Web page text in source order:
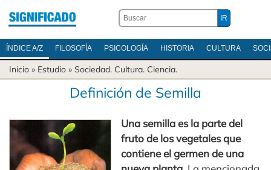
ÍNDICE A/Z FILOSOFÍA PSICOLOGÍA HISTORIA CULTURA
Inicio » Estudio » Sociedad. Cultura. Ciencia.
Definición de Semilla
Una semilla es la parte del
fruto de los vegetales que
contiene el germen de una